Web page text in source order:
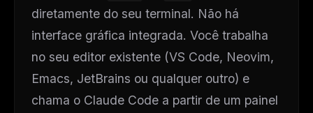
diretamente do seu terminal. Não há
interface gráfica integrada. Você trabalha
no seu editor existente (VS Code, Neovim,
Emacs, JetBrains ou qualquer outro) e
chama o Claude Code a partir de um painel